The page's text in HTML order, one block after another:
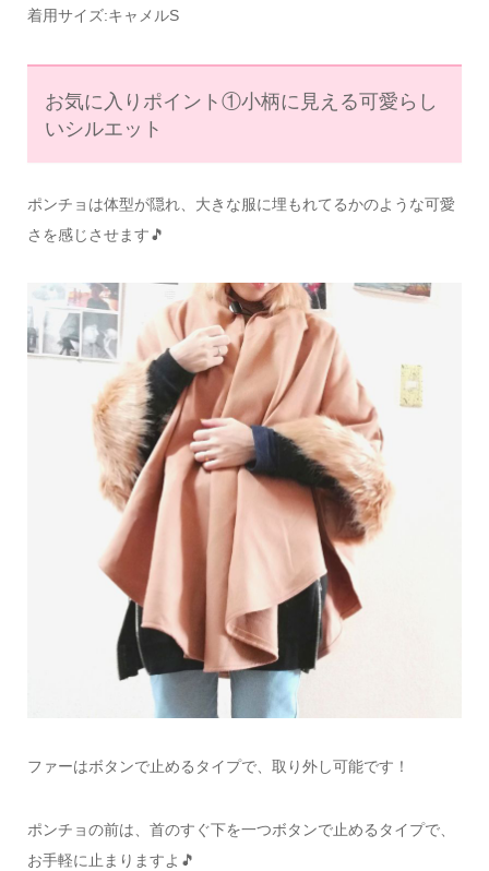
着用サイズ:キャメルS
お気に入りポイント①小柄に見える可愛らし
いシルエット
ポンチョは体型が隠れ、大きな服に埋もれてるかのような可愛
さを感じさせます🎵
ファーはボタンで止めるタイプで、取り外し可能です！
ポンチョの前は、首のすぐ下を一つボタンで止めるタイプで、
お手軽に止まりますよ🎵